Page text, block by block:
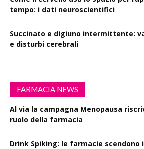
tempo: i dati neuroscientifici
Succinato e digiuno intermittente:
e disturbi cerebrali
FARMACIA NEWS
Al via la campagna Menopausa
ruolo della farmacia
Drink Spiking: le farmacie scendono